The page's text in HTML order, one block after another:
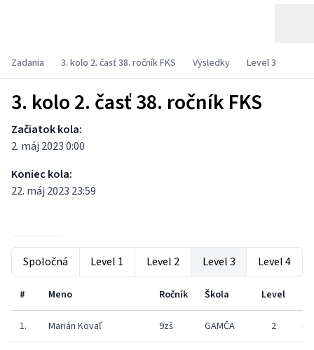
Zadania 3. kolo 2. časť 38. ročník FKS Výsledky Level 3
3. kolo 2. časť 38. ročník FKS
Začiatok kola:
2. máj 2023 0:00
Koniec kola:
22. máj 2023 23:59
Spoločná Level 1 Level 2 Level 3 Level 4
# Meno Ročník Škola Level
1. Marián Kovaľ 9zš GAMČA 2 69